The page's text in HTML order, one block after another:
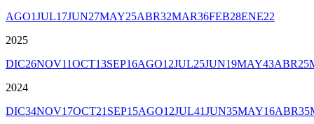
AGO1JUL17JUN27MAY25ABR32MAR36FEB28ENE22
2025
DIC26NOV11OCT13SEP16AGO12JUL25JUN19MAY43ABR25
2024
DIC34NOV17OCT21SEP15AGO12JUL41JUN35MAY16ABR35